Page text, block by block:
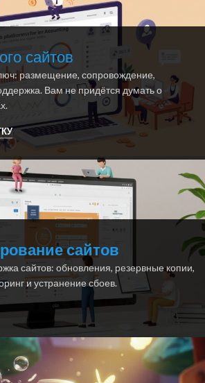
сайтов
размещение, сопровождение,
Вам не придётся думать о
сайтов
сайтов: обновления, резервные копии,
и устранение сбоев.